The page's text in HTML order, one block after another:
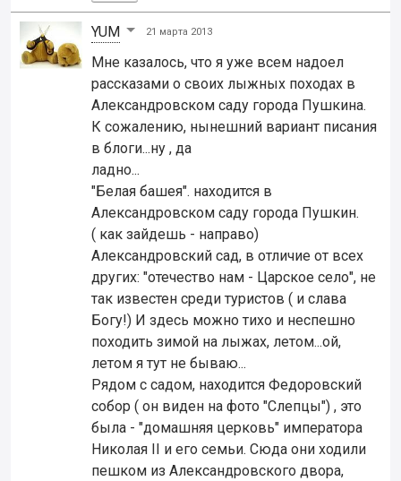
YUM 21 марта 2013
Мне казалось, что я уже всем надоел
рассказами о своих лыжных походах в
Александровском саду города Пушкина.
К сожалению, нынешний вариант писания
в блоги...ну , да
ладно...
"Белая башея". находится в
Александровском саду города Пушкин.
( как зайдешь - направо)
Александровский сад, в отличие от всех
других: "отечество нам - Царское село", не
так известен среди туристов ( и слава
Богу!) И здесь можно тихо и неспешно
походить зимой на лыжах, летом...ой,
летом я тут не бываю...
Рядом с садом, находится Федоровский
собор ( он виден на фото "Слепцы") , это
была - "домашняя церковь" императора
Николая II и его семьи. Сюда они ходили
пешком из Александровского двора,